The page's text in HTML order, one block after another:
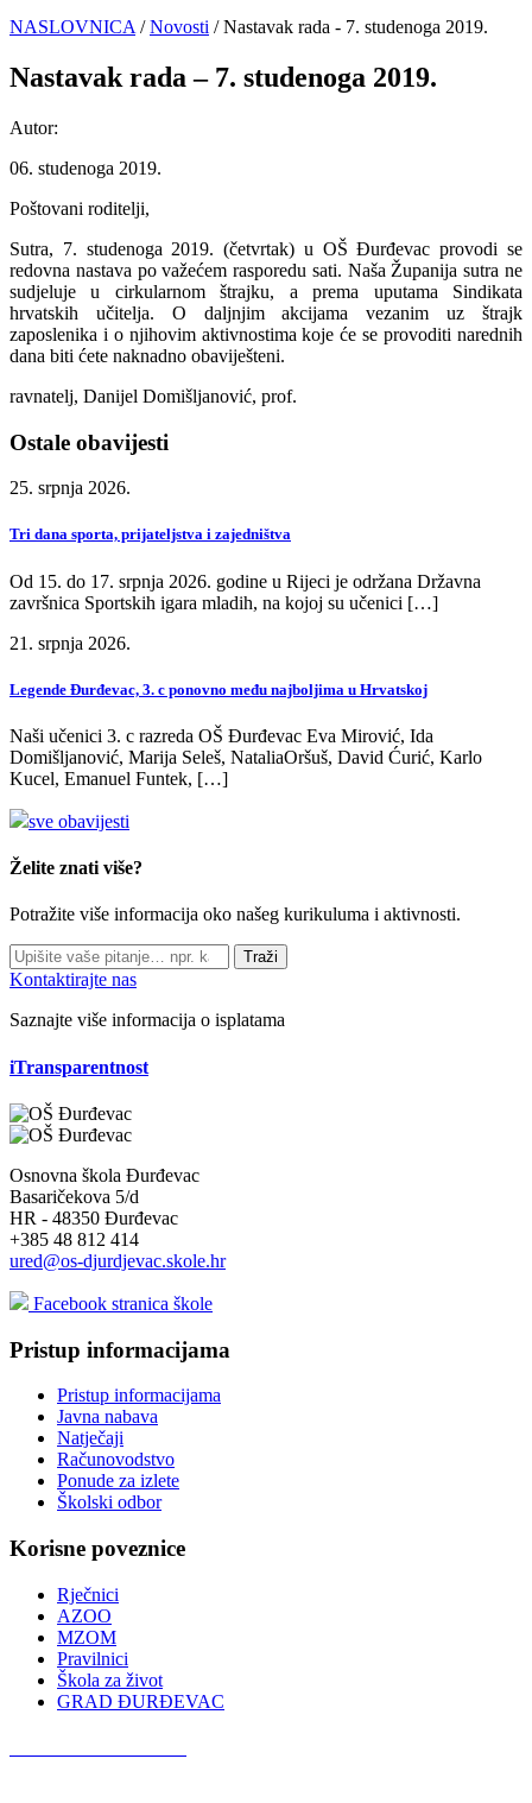
NASLOVNICA /Novosti / Nastavak rada - 7. studenoga 2019.
Nastavak rada – 7. studenoga 2019.
Autor:
06. studenoga 2019.
Poštovani roditelji,
Sutra, 7. studenoga 2019. (četvrtak) u OŠ Đurđevac provodi se
redovna nastava po važećem rasporedu sati. Naša Županija sutra ne
sudjeluje u cirkularnom štrajku, a prema uputama Sindikata
hrvatskih učitelja. O daljnjim akcijama vezanim uz štrajk
zaposlenika i o njihovim aktivnostima koje će se provoditi narednih
dana biti ćete naknadno obaviješteni.
ravnatelj, Danijel Domišljanović, prof.
Ostale obavijesti
25. srpnja 2026.
Tri dana sporta, prijateljstva i zajedništva
Od 15. do 17. srpnja 2026. godine u Rijeci je održana Državna
završnica Sportskih igara mladih, na kojoj su učenici […]
21. srpnja 2026.
Legende Đurđevac, 3. c ponovno među najboljima u Hrvatskoj
Naši učenici 3. c razreda OŠ Đurđevac Eva Mirović, Ida
Domišljanović, Marija Seleš, NataliaOršuš, David Ćurić, Karlo
Kucel, Emanuel Funtek, […]
sve obavijesti
Želite znati više?
Potražite više informacija oko našeg kurikuluma i aktivnosti.
Traži
Kontaktirajte nas
Saznajte više informacija o isplatama
iTransparentnost
Osnovna škola Đurđevac
Basaričekova 5/d
HR - 48350 Đurđevac
+385 48 812 414
ured@os-djurdjevac.skole.hr
Facebook stranica škole
Pristup informacijama
Pristup informacijama
Javna nabava
Natječaji
Računovodstvo
Ponude za izlete
Školski odbor
Korisne poveznice
Rječnici
AZOO
MZOM
Pravilnici
Škola za život
GRAD ĐURĐEVAC